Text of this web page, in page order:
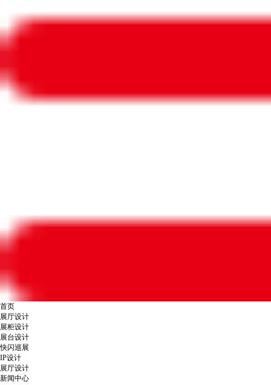
首页
展厅设计
展柜设计
展台设计
快闪巡展
IP设计
展厅设计
新闻中心